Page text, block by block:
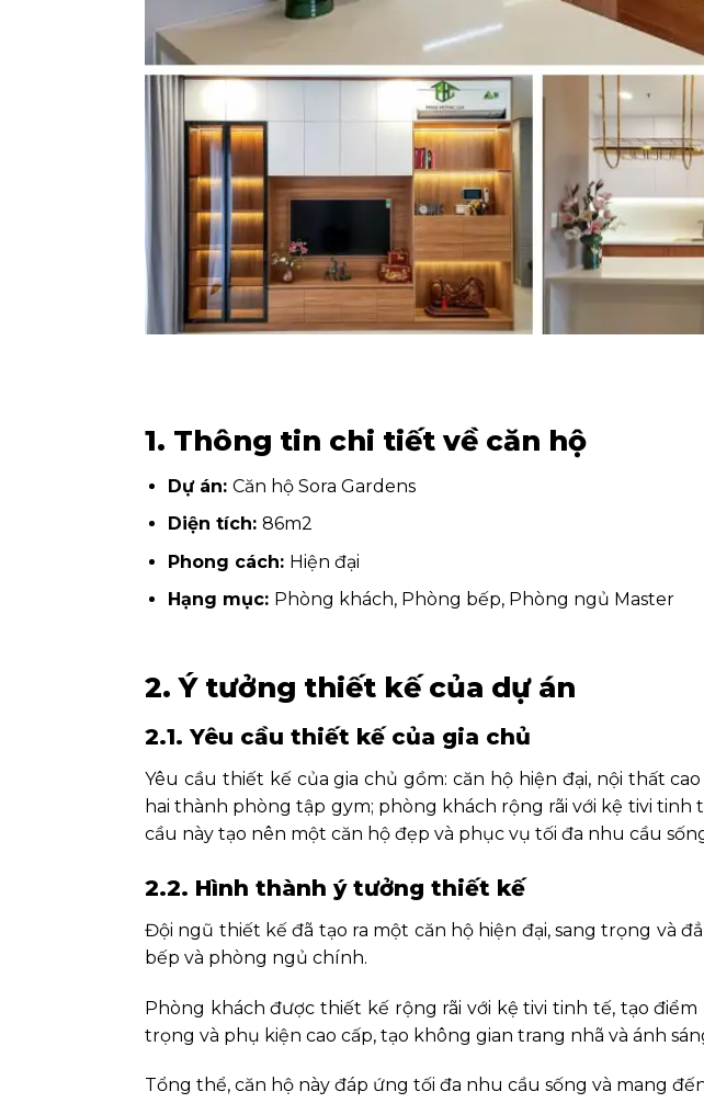
1. Thông tin chi tiết về căn hộ
Dự án: Căn hộ Sora Gardens
Diện tích: 86m2
Phong cách: Hiện đại
Hạng mục: Phòng khách, Phòng bếp, Phòng ngủ Master
2. Ý tưởng thiết kế của dự án
2.1. Yêu cầu thiết kế của gia chủ
Yêu cầu thiết kế của gia chủ gồm: căn hộ hiện đại, nội thất
hai thành phòng tập gym; phòng khách rộng rãi với kệ tivi tinh
cầu này tạo nên một căn hộ đẹp và phục vụ tối đa nhu cầu
2.2. Hình thành ý tưởng thiết kế
Đội ngũ thiết kế đã tạo ra một căn hộ hiện đại, sang trọng và
bếp và phòng ngủ chính.
Phòng khách được thiết kế rộng rãi với kệ tivi tinh tế, tạo
trọng và phụ kiện cao cấp, tạo không gian trang nhã và ánh
Tổng thể, căn hộ này đáp ứng tối đa nhu cầu sống và mang